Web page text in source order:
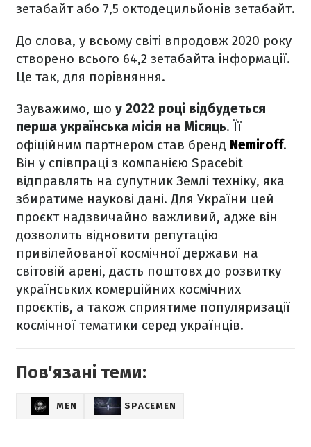
зетабайт або 7,5 октодецильйонів зетабайт.
До слова, у всьому світі впродовж 2020 року
створено всього 64,2 зетабайта інформації.
Це так, для порівняння.
Зауважимо, що у 2022 році відбудеться
перша українська місія на Місяць. Її
офіційним партнером став бренд Nemiroff.
Він у співпраці з компанією Spacebit
відправлять на супутник Землі техніку, яка
збиратиме наукові дані. Для України цей
проєкт надзвичайно важливий, адже він
дозволить відновити репутацію
привілейованої космічної держави на
світовій арені, дасть поштовх до розвитку
українських комерційних космічних
проєктів, а також сприятиме популяризації
космічної тематики серед українців.
Пов'язані теми:
MEN SPACEMEN